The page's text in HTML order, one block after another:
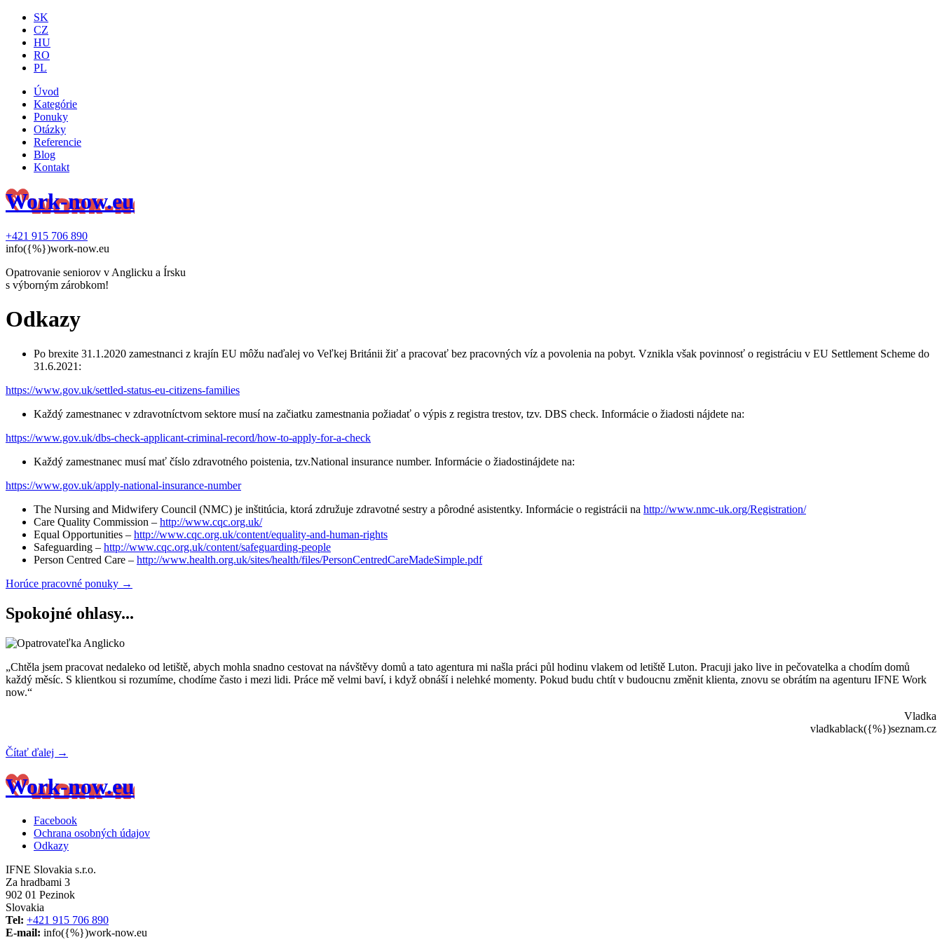
SK
CZ
HU
RO
PL
Úvod
Kategórie
Ponuky
Otázky
Referencie
Blog
Kontakt
Work-now.eu
+421 915 706 890
info({%})work-now.eu
Opatrovanie seniorov v Anglicku a Írsku
s výborným zárobkom!
Odkazy
Po brexite 31.1.2020 zamestnanci z krajín EU môžu naďalej vo Veľkej Británii žiť a pracovať bez pracovných víz a povolenia na pobyt. Vznikla však povinnosť o registráciu v EU Settlement Scheme do
31.6.2021:
https://www.gov.uk/settled-status-eu-citizens-families
Každý zamestnanec v zdravotníctvom sektore musí na začiatku zamestnania požiadať o výpis z registra trestov, tzv. DBS check. Informácie o žiadosti nájdete na:
https://www.gov.uk/dbs-check-applicant-criminal-record/how-to-apply-for-a-check
Každý zamestnanec musí mať číslo zdravotného poistenia, tzv.National insurance number. Informácie o žiadostinájdete na:
https://www.gov.uk/apply-national-insurance-number
The Nursing and Midwifery Council (NMC) je inštitúcia, ktorá združuje zdravotné sestry a pôrodné asistentky. Informácie o registrácii na http://www.nmc-uk.org/Registration/
Care Quality Commission – http://www.cqc.org.uk/
Equal Opportunities – http://www.cqc.org.uk/content/equality-and-human-rights
Safeguarding – http://www.cqc.org.uk/content/safeguarding-people
Person Centred Care – http://www.health.org.uk/sites/health/files/PersonCentredCareMadeSimple.pdf
Horúce pracovné ponuky →
Spokojné ohlasy...
„Chtěla jsem pracovat nedaleko od letiště, abych mohla snadno cestovat na návštěvy domů a tato agentura mi našla práci půl hodinu vlakem od letiště Luton. Pracuji jako live in pečovatelka a chodím domů
každý měsíc. S klientkou si rozumíme, chodíme často i mezi lidi. Práce mě velmi baví, i když obnáší i nelehké momenty. Pokud budu chtít v budoucnu změnit klienta, znovu se obrátím na agenturu IFNE Work
now.“
Vladka
vladkablack({%})seznam.cz
Čítať ďalej →
Work-now.eu
Facebook
Ochrana osobných údajov
Odkazy
IFNE Slovakia s.r.o.
Za hradbami 3
902 01 Pezinok
Slovakia
Tel: +421 915 706 890
E-mail: info({%})work-now.eu